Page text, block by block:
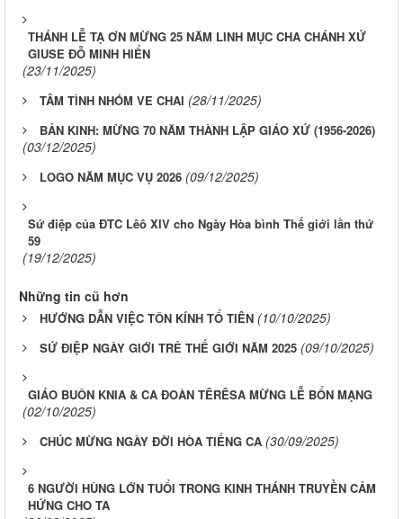
THÁNH LỄ TẠ ƠN MỪNG 25 NĂM LINH MỤC CHA CHÁNH XỨ
GIUSE ĐỖ MINH HIỂN
(23/11/2025)
TÂM TÌNH NHÓM VE CHAI (28/11/2025)
BẢN KINH: MỪNG 70 NĂM THÀNH LẬP GIÁO XỨ (1956-2026)
(03/12/2025)
LOGO NĂM MỤC VỤ 2026 (09/12/2025)
Sứ điệp của ĐTC Lêô XIV cho Ngày Hòa bình Thế giới lần thứ
59
(19/12/2025)
Những tin cũ hơn
HƯỚNG DẪN VIỆC TÔN KÍNH TỔ TIÊN (10/10/2025)
SỨ ĐIỆP NGÀY GIỚI TRẺ THẾ GIỚI NĂM 2025 (09/10/2025)
GIÁO BUÔN KNIA & CA ĐOÀN TÊRÊSA MỪNG LỄ BỔN MẠNG
(02/10/2025)
CHÚC MỪNG NGÀY ĐỜI HÒA TIẾNG CA (30/09/2025)
6 NGƯỜI HÙNG LỚN TUỔI TRONG KINH THÁNH TRUYỀN CẢM
HỨNG CHO TA